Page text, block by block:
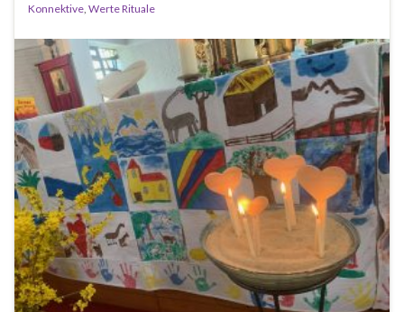
Konnektive Werte Rituale